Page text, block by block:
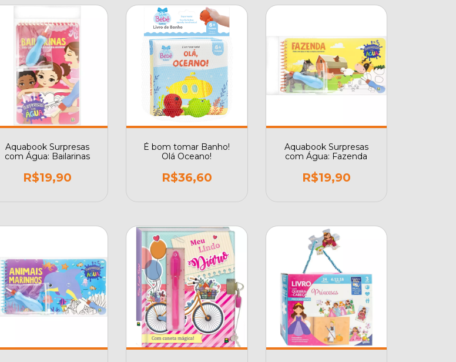
Aquabook Surpresas
com Água: Bailarinas
R$19,90
É bom tomar Banho!
Olá Oceano!
R$36,60
Aquabook Surpresas
com Água: Fazenda
R$19,90